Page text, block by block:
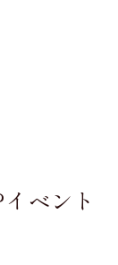
ベント